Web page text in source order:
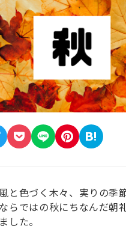
と色づく木々、実りの季
らではの秋にちなんだ朝
した。